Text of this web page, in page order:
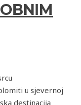
u sjevernoj
destinacija